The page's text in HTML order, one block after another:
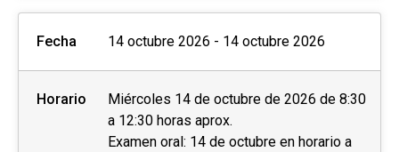
Fecha 14 octubre 2026 - 14 octubre 2026
Horario
Miércoles 14 de octubre de 2026 de 8:30
a 12:30 horas aprox.
Examen oral: 14 de octubre en horario a